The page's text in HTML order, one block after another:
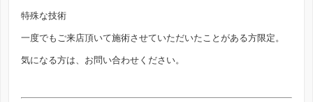
特殊な技術
一度でもご来店頂いて施術させていただいたことがある方限定。
気になる方は、お問い合わせください。